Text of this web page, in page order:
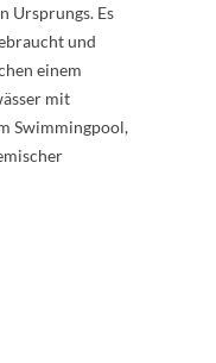
Ursprungs. Es
und
einem
mit
Swimmingpool,